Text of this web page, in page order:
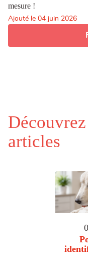
mesure !
Ajouté le 04 juin 2026
articles